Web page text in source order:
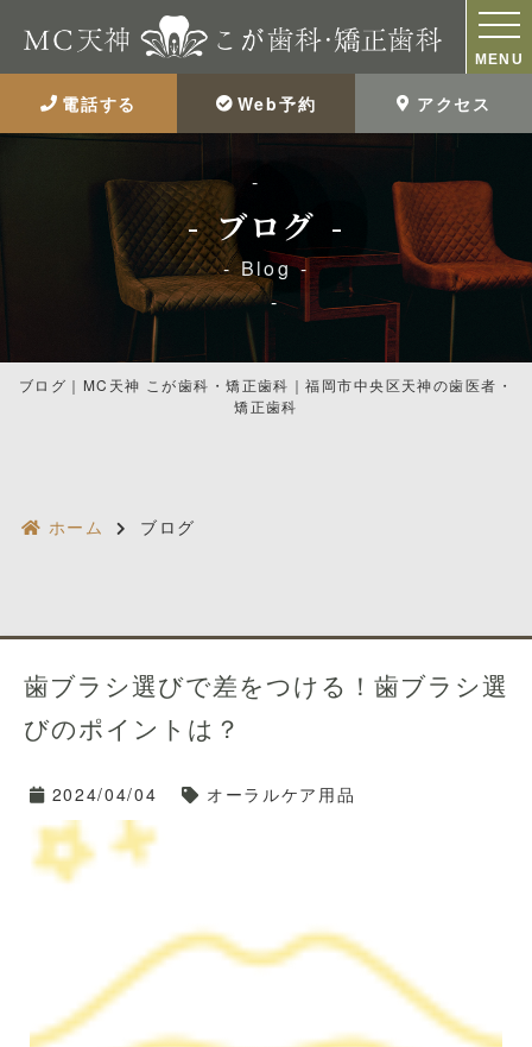
MENU
電話する Web予約 アクセス
ブログ
Blog
ブログ｜MC天神 こが歯科・矯正歯科｜福岡市中央区天神の歯医者・
矯正歯科
ホーム ブログ
歯ブラシ選びで差をつける！歯ブラシ選
びのポイントは？
2024/04/04 オーラルケア用品